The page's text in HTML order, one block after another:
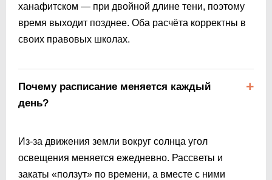
ханафитском — при двойной длине тени, поэтому
время выходит позднее. Оба расчёта корректны в
своих правовых школах.
Почему расписание меняется каждый
день?
Из-за движения земли вокруг солнца угол
освещения меняется ежедневно. Рассветы и
закаты «ползут» по времени, а вместе с ними